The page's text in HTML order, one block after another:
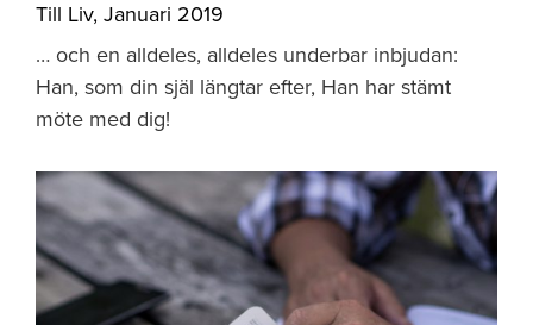
Till Liv, Januari 2019
… och en alldeles, alldeles underbar inbjudan:
Han, som din själ längtar efter, Han har stämt
möte med dig!